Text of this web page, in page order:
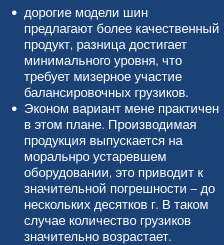
дорогие модели шин
предлагают более качественный
продукт, разница достигает
минимального уровня, что
требует мизерное участие
балансировочных грузиков.
Эконом вариант мене практичен
в этом плане. Производимая
продукция выпускается на
моральнро устаревшем
оборудовании, это приводит к
значительной погрешности – до
нескольких десятков г. В таком
случае количество грузиков
значительно возрастает.